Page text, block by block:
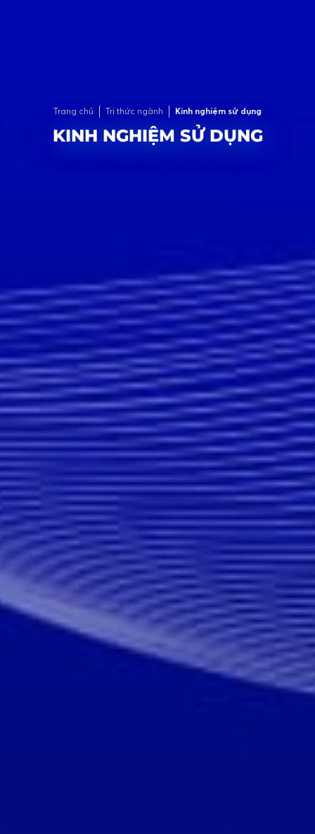
Trang chủ Tri thức ngành Kinh nghiệm sử dụng
KINH NGHIỆM SỬ DỤNG